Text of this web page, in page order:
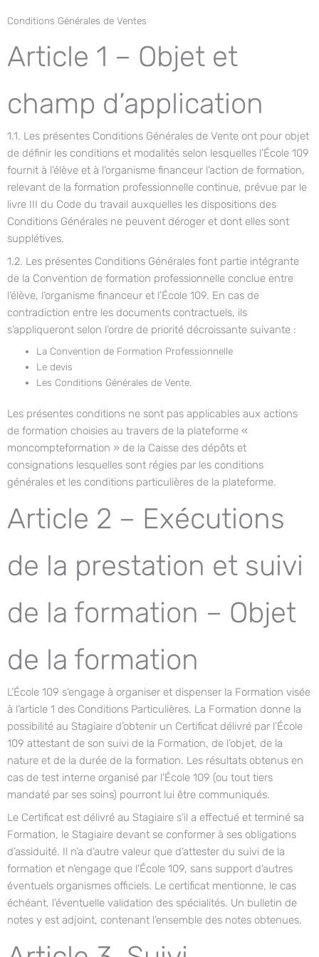
auConditions Générales de Ventes
Article 1 – Objet et
champ d’application
1.1. Les présentes Conditions Générales de Vente ont pour objet
de définir les conditions et modalités selon lesquelles l’École 109
fournit à l’élève et à l’organisme financeur l’action de formation,
relevant de la formation professionnelle continue, prévue par le
livre III du Code du travail auxquelles les dispositions des
Conditions Générales ne peuvent déroger et dont elles sont
supplétives.
1.2. Les présentes Conditions Générales font partie intégrante
de la Convention de formation professionnelle conclue entre
l’élève, l’organisme financeur et l’École 109. En cas de
contradiction entre les documents contractuels, ils
s’appliqueront selon l’ordre de priorité décroissante suivante :
La Convention de Formation Professionnelle
Le devis
Les Conditions Générales de Vente.
Les présentes conditions ne sont pas applicables aux actions
de formation choisies au travers de la plateforme «
moncompteformation » de la Caisse des dépôts et
consignations lesquelles sont régies par les conditions
générales et les conditions particulières de la plateforme.
Article 2 – Exécutions
de la prestation et suivi
de la formation – Objet
de la formation
L’École 109 s’engage à organiser et dispenser la Formation visée
à l’article 1 des Conditions Particulières. La Formation donne la
possibilité au Stagiaire d’obtenir un Certificat délivré par l’École
109 attestant de son suivi de la Formation, de l’objet, de la
nature et de la durée de la formation. Les résultats obtenus en
cas de test interne organisé par l’École 109 (ou tout tiers
mandaté par ses soins) pourront lui être communiqués.
Le Certificat est délivré au Stagiaire s’il a effectué et terminé sa
Formation, le Stagiaire devant se conformer à ses obligations
d’assiduité. Il n’a d’autre valeur que d’attester du suivi de la
formation et n’engage que l’École 109, sans support d’autres
éventuels organismes officiels. Le certificat mentionne, le cas
échéant, l’éventuelle validation des spécialités. Un bulletin de
notes y est adjoint, contenant l’ensemble des notes obtenues.